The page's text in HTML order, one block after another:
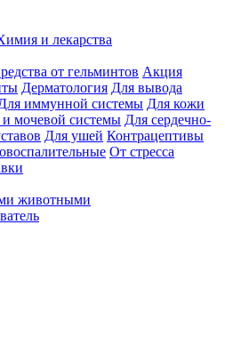
и лекарства
от гельминтов Акция
Дерматология Для вывода
иммунной системы Для кожи
мочевой системы Для сердечно-
Для ушей Контрацептивы
От стресса
животными